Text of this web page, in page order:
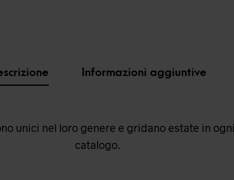
Informazioni aggiuntive
unici nel loro genere e gridano estate in
catalogo.